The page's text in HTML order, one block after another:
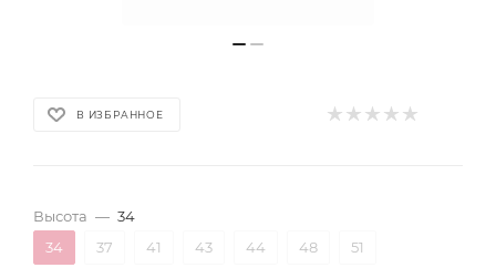
В ИЗБРАННОЕ
Высота — 34
34
37 41 43 44 48 51